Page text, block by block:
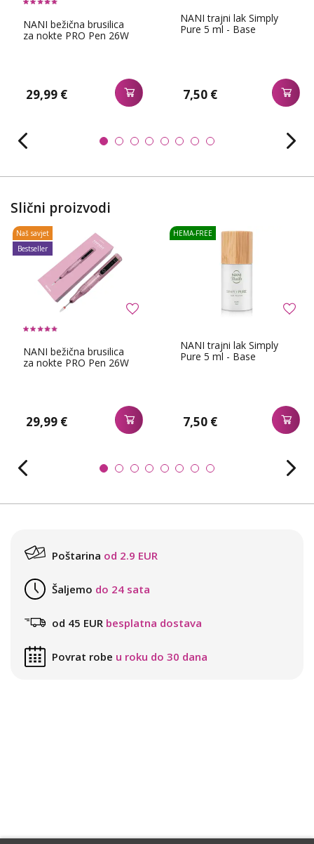
NANI bežična brusilica
za nokte PRO Pen 26W
29,99 €
NANI trajni lak Simply
Pure 5 ml - Base
7,50 €
Slični proizvodi
NANI bežična brusilica
za nokte PRO Pen 26W
29,99 €
Naš savjet
Bestseller
NANI trajni lak Simply
Pure 5 ml - Base
7,50 €
HEMA-FREE
Poštarina od 2.9 EUR
Šaljemo do 24 sata
od 45 EUR besplatna dostava
Povrat robe u roku do 30 dana